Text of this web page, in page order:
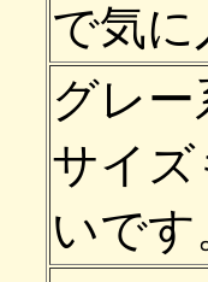
で気
グレ
サイ
いです